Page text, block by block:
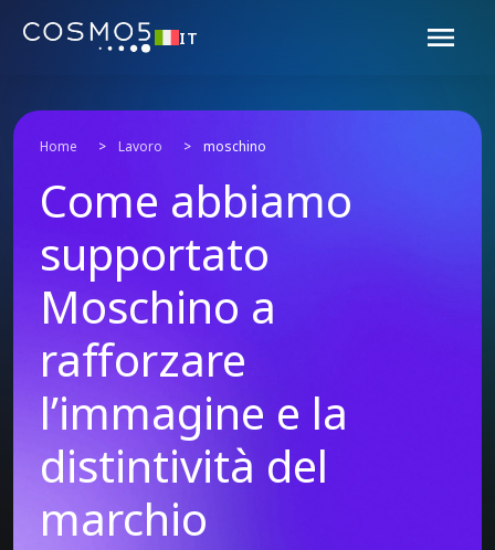
IT
Home > Lavoro > moschino
Come abbiamo
supportato
Moschino a
rafforzare
l’immagine e la
distintività del
marchio